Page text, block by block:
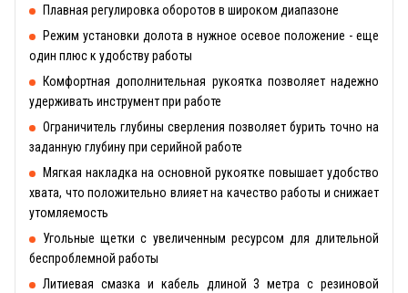
Плавная регулировка оборотов в широком диапазоне
Режим установки долота в нужное осевое положение - еще
один плюс к удобству работы
Комфортная дополнительная рукоятка позволяет надежно
удерживать инструмент при работе
Ограничитель глубины сверления позволяет бурить точно на
заданную глубину при серийной работе
Мягкая накладка на основной рукоятке повышает удобство
хвата, что положительно влияет на качество работы и снижает
утомляемость
Угольные щетки с увеличенным ресурсом для длительной
беспроблемной работы
Литиевая смазка и кабель длиной 3 метра с резиновой